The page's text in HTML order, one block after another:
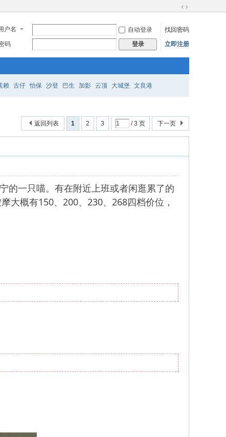
换
到
宽
户名 自动登录
找回密码
码
登录 立即注册
赖 古仔 怡保 沙登 巴生 加影 云顶 大城堡 文良港
1 2 3 / 3 页 下一页
返回列表
的一只喵。有在附近上班或者闲逛累了的
大概有150、200、230、268四档价位，